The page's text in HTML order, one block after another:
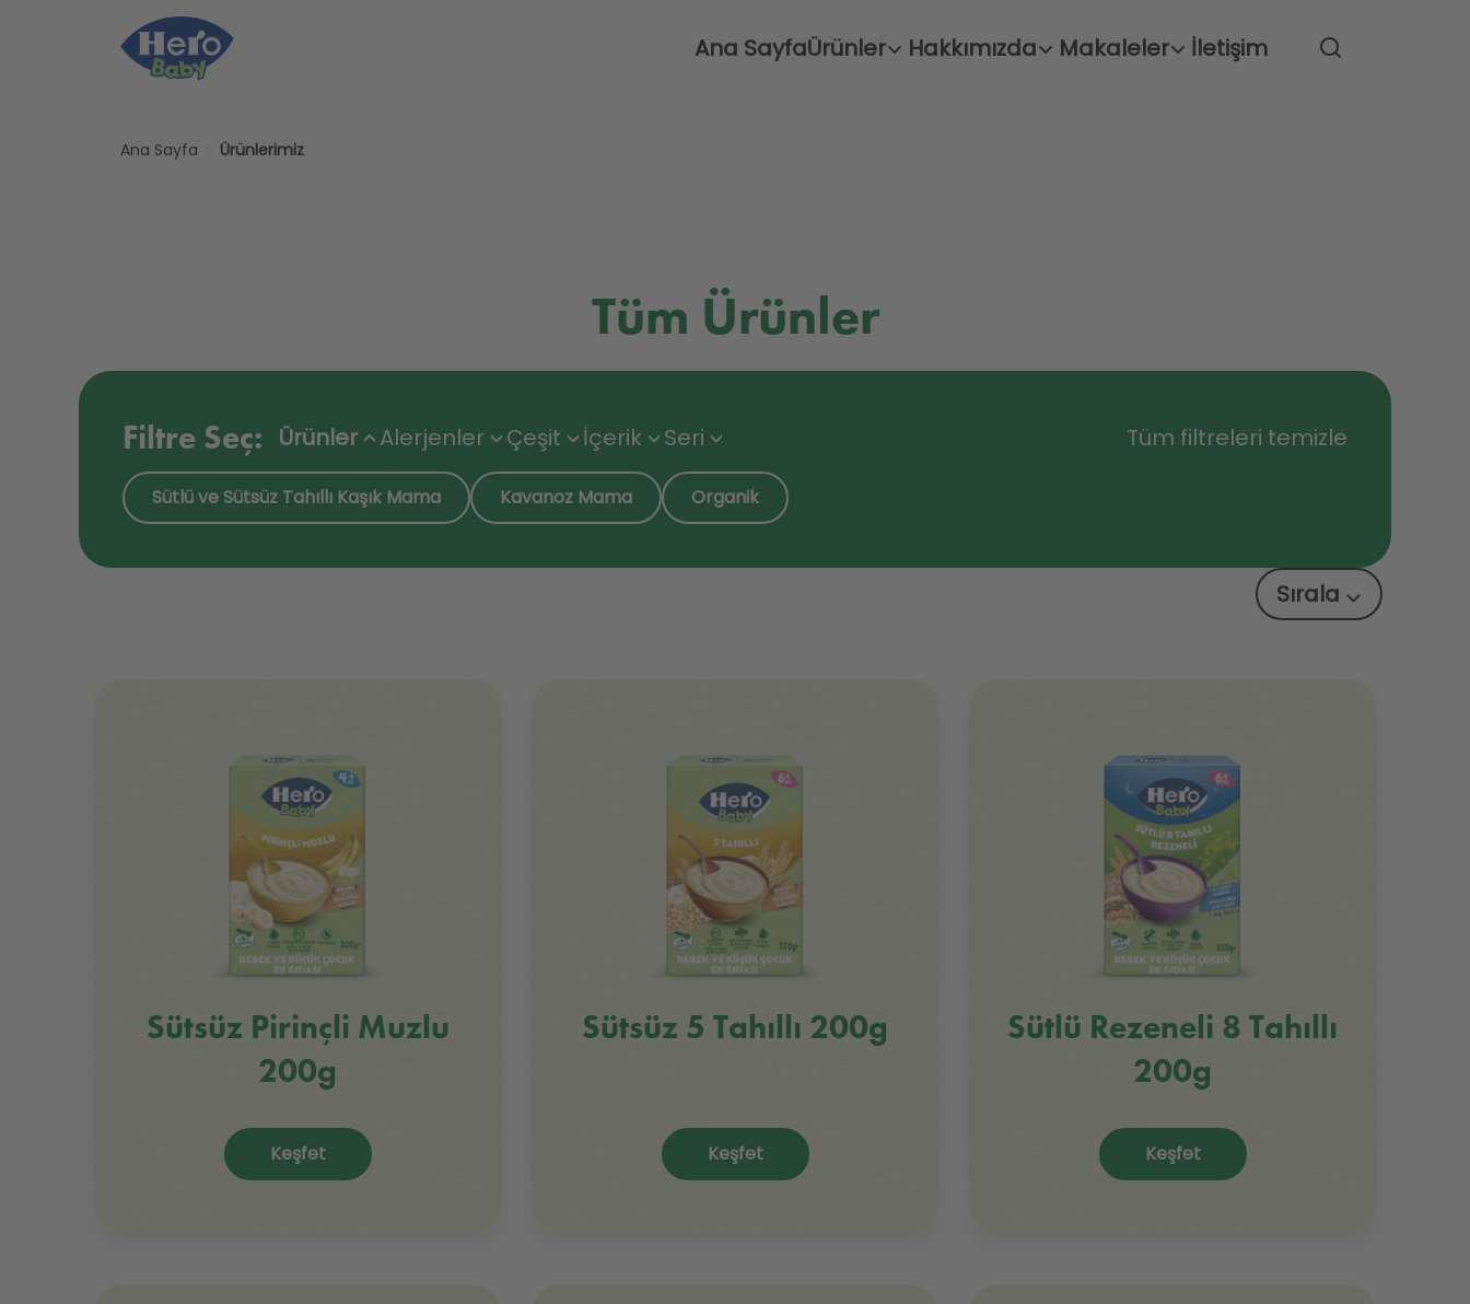
Skip to main content
Ana SayfaÜrünler Hakkımızda Makaleler İletişim
Ana Sayfa Ürünlerimiz
Tüm Ürünler
Filtre Seç: Ürünler Alerjenler Çeşit İçerik Seri Tüm filtreleri temizle
Sütlü ve Sütsüz Tahıllı Kaşık Mama Kavanoz Mama Organik
Sırala
Sütsüz Pirinçli Muzlu
200g
Keşfet
Sütsüz 5 Tahıllı 200g
Keşfet
Sütlü Rezeneli 8 Tahıllı
200g
Keşfet